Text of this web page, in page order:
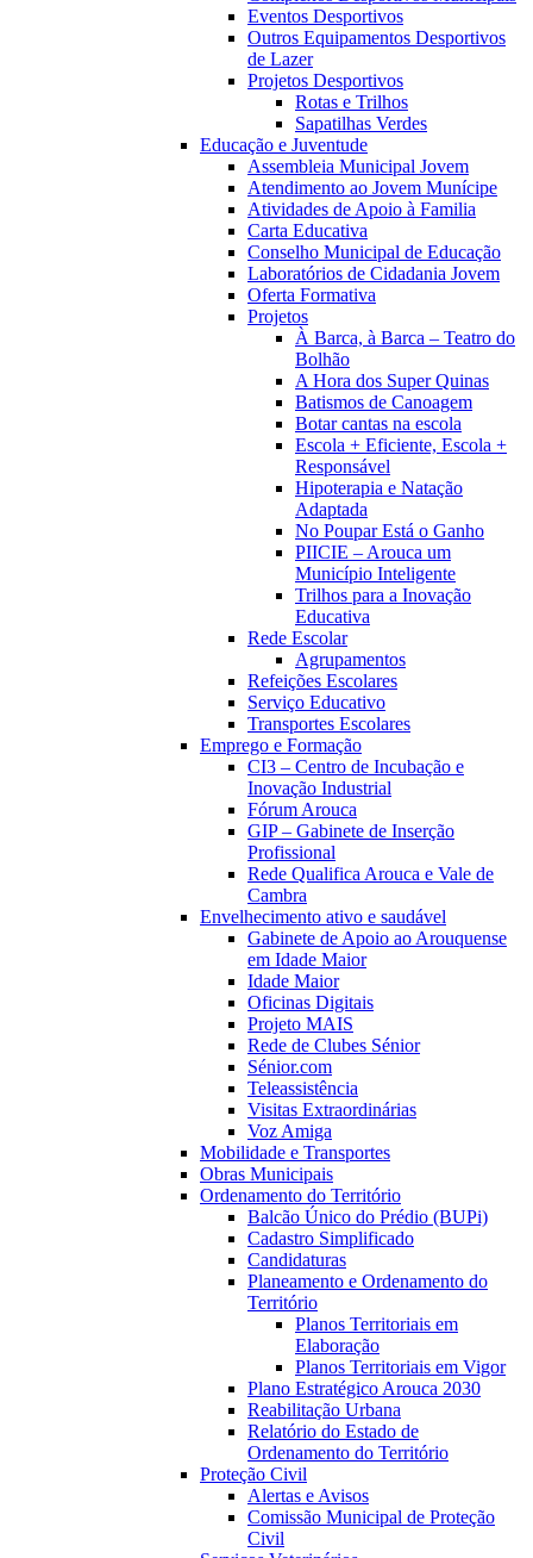
Eventos Desportivos
Outros Equipamentos Desportivos
de Lazer
Projetos Desportivos
Rotas e Trilhos
Sapatilhas Verdes
Educação e Juventude
Assembleia Municipal Jovem
Atendimento ao Jovem Munícipe
Atividades de Apoio à Familia
Carta Educativa
Conselho Municipal de Educação
Laboratórios de Cidadania Jovem
Oferta Formativa
Projetos
À Barca, à Barca – Teatro do
Bolhão
A Hora dos Super Quinas
Batismos de Canoagem
Botar cantas na escola
Escola + Eficiente, Escola +
Responsável
Hipoterapia e Natação
Adaptada
No Poupar Está o Ganho
PIICIE – Arouca um
Município Inteligente
Trilhos para a Inovação
Educativa
Rede Escolar
Agrupamentos
Refeições Escolares
Serviço Educativo
Transportes Escolares
Emprego e Formação
CI3 – Centro de Incubação e
Inovação Industrial
Fórum Arouca
GIP – Gabinete de Inserção
Profissional
Rede Qualifica Arouca e Vale de
Cambra
Envelhecimento ativo e saudável
Gabinete de Apoio ao Arouquense
em Idade Maior
Idade Maior
Oficinas Digitais
Projeto MAIS
Rede de Clubes Sénior
Sénior.com
Teleassistência
Visitas Extraordinárias
Voz Amiga
Mobilidade e Transportes
Obras Municipais
Ordenamento do Território
Balcão Único do Prédio (BUPi)
Cadastro Simplificado
Candidaturas
Planeamento e Ordenamento do
Território
Planos Territoriais em
Elaboração
Planos Territoriais em Vigor
Plano Estratégico Arouca 2030
Reabilitação Urbana
Relatório do Estado de
Ordenamento do Território
Proteção Civil
Alertas e Avisos
Comissão Municipal de Proteção
Civil